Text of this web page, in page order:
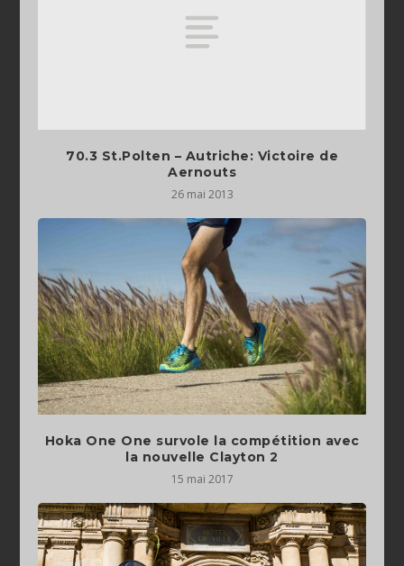
70.3 St.Polten – Autriche: Victoire de
Aernouts
26 mai 2013
Hoka One One survole la compétition avec
la nouvelle Clayton 2
15 mai 2017